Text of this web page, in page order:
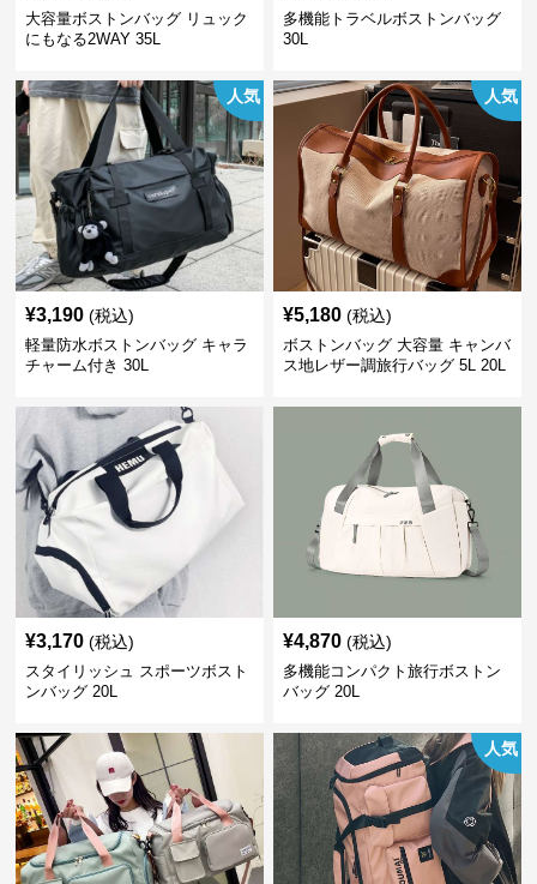
大容量ボストンバッグ リュック
にもなる2WAY 35L
多機能トラベルボストンバッグ
30L
人気
¥3,190 (税込)
軽量防水ボストンバッグ キャラ
チャーム付き 30L
人気
¥5,180 (税込)
ボストンバッグ 大容量 キャンバ
ス地レザー調旅行バッグ 5L 20L
¥3,170 (税込)
スタイリッシュ スポーツボスト
ンバッグ 20L
¥4,870 (税込)
多機能コンパクト旅行ボストン
バッグ 20L
人気